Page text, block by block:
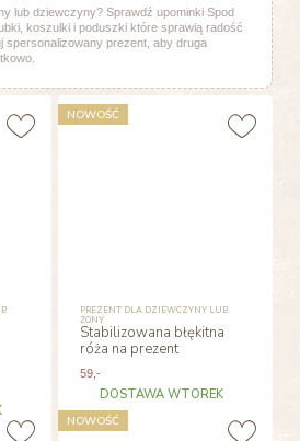
lub dziewczyny? Sprawdź upominki Spod
koszulki i poduszki które sprawią radość
spersonalizowany prezent, aby druga
PREZENT DLA DZIEWCZYNY LUB
ŻONY
Stabilizowana błękitna
róża na prezent
59 ,-
DOSTAWA WTOREK
NOWOŚĆ
NOWOŚĆ